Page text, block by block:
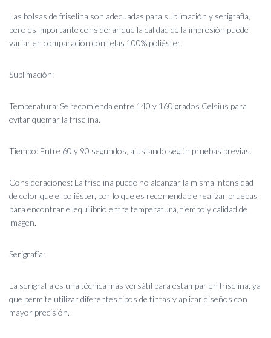
Las bolsas de friselina son adecuadas para sublimación y serigrafía,
pero es importante considerar que la calidad de la impresión puede
variar en comparación con telas 100% poliéster.
Sublimación:
Temperatura: Se recomienda entre 140 y 160 grados Celsius para
evitar quemar la friselina.
Tiempo: Entre 60 y 90 segundos, ajustando según pruebas previas.
Consideraciones: La friselina puede no alcanzar la misma intensidad
de color que el poliéster, por lo que es recomendable realizar pruebas
para encontrar el equilibrio entre temperatura, tiempo y calidad de
imagen.
Serigrafía:
La serigrafía es una técnica más versátil para estampar en friselina, ya
que permite utilizar diferentes tipos de tintas y aplicar diseños con
mayor precisión.